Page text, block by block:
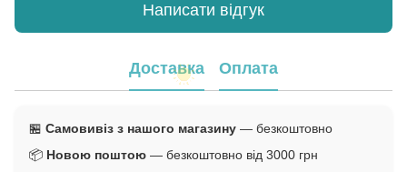
Написати відгук
Доставка Оплата
🏪 Самовивіз з нашого магазину — безкоштовно
📦 Новою поштою — безкоштовно від 3000 грн